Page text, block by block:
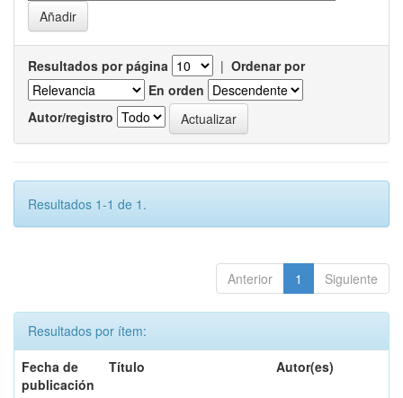
Resultados por página | Ordenar por
En orden
Autor/registro
Resultados 1-1 de 1.
Anterior 1 Siguiente
Resultados por ítem:
Fecha de
publicación
Título Autor(es)